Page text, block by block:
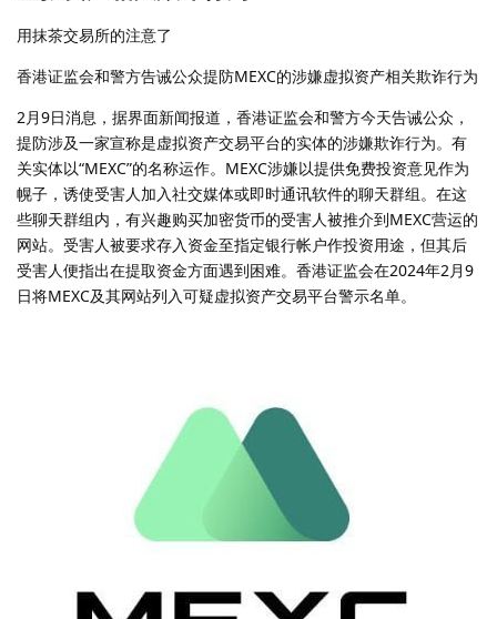
用抹茶交易所的注意了
香港证监会和警方告诫公众提防MEXC的涉嫌虚拟资产相关欺诈行为
2月9日消息，据界面新闻报道，香港证监会和警方今天告诫公众，
提防涉及一家宣称是虚拟资产交易平台的实体的涉嫌欺诈行为。有
关实体以“MEXC”的名称运作。MEXC涉嫌以提供免费投资意见作为
幌子，诱使受害人加入社交媒体或即时通讯软件的聊天群组。在这
些聊天群组内，有兴趣购买加密货币的受害人被推介到MEXC营运的
网站。受害人被要求存入资金至指定银行帐户作投资用途，但其后
受害人便指出在提取资金方面遇到困难。香港证监会在2024年2月9
日将MEXC及其网站列入可疑虚拟资产交易平台警示名单。